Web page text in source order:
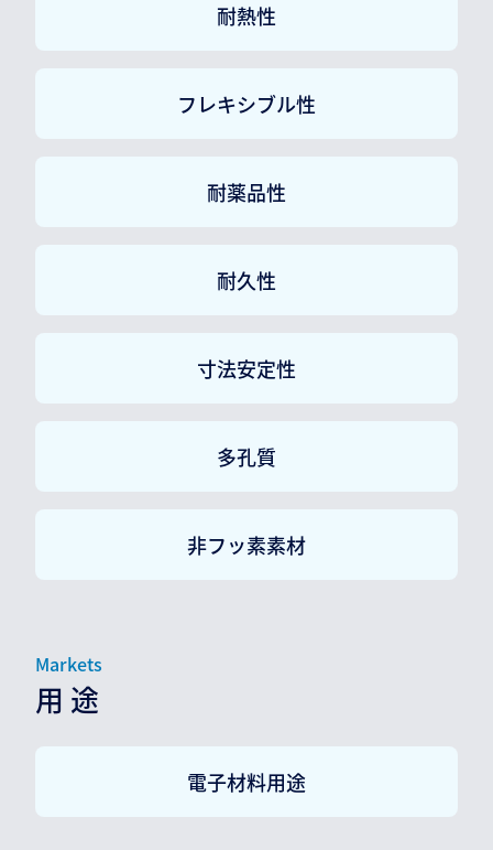
耐熱性
フレキシブル性
耐薬品性
耐久性
寸法安定性
多孔質
非フッ素素材
Markets
用 途
電子材料用途